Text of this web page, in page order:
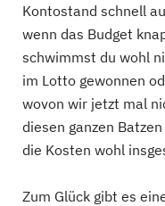
Kontostand schnell
wenn das Budget
schwimmst du wohl
im Lotto gewonnen
wovon wir jetzt mal
diesen ganzen
die Kosten wohl
Zum Glück gibt es